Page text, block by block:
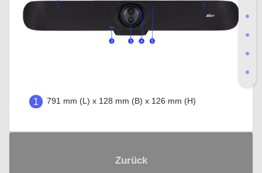
1 791 mm (L) x 128 mm (B) x 126 mm (H)
Zurück